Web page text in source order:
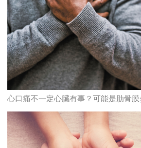
心口痛不一定心臟有事？可能是肋骨